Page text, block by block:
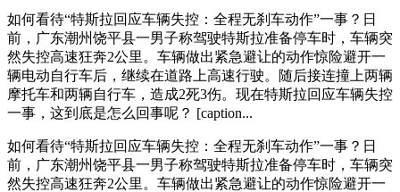
如何看待“特斯拉回应车辆失控：全程无刹车动作”一事？日
前，广东潮州饶平县一男子称驾驶特斯拉准备停车时，车辆突
然失控高速狂奔2公里。车辆做出紧急避让的动作惊险避开一
辆电动自行车后，继续在道路上高速行驶。随后接连撞上两辆
摩托车和两辆自行车，造成2死3伤。现在特斯拉回应车辆失控
一事，这到底是怎么回事呢？ [caption...
如何看待“特斯拉回应车辆失控：全程无刹车动作”一事？日
前，广东潮州饶平县一男子称驾驶特斯拉准备停车时，车辆突
然失控高速狂奔2公里。车辆做出紧急避让的动作惊险避开一